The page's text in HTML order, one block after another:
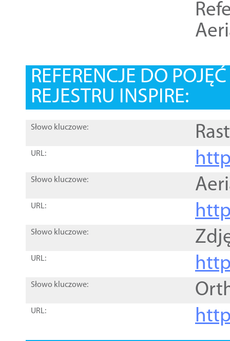
REFERENCJE DO
REJESTRU INSPIRE:
Słowo kluczowe:
URL:
Słowo kluczowe:
URL:
Słowo kluczowe:
URL:
Słowo kluczowe:
URL: